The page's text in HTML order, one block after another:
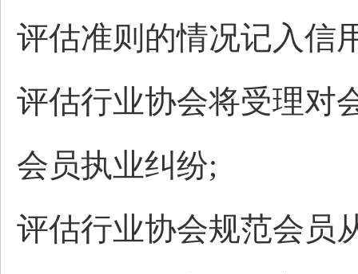
评估准则的情况记入信
评估行业协会将受理对
会员执业纠纷;
评估行业协会规范会员